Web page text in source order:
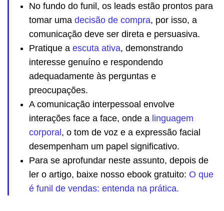
No fundo do funil, os leads estão prontos para
tomar uma decisão de compra, por isso, a
comunicação deve ser direta e persuasiva.
Pratique a escuta ativa, demonstrando
interesse genuíno e respondendo
adequadamente às perguntas e
preocupações.
A comunicação interpessoal envolve
interações face a face, onde a linguagem
corporal, o tom de voz e a expressão facial
desempenham um papel significativo.
Para se aprofundar neste assunto, depois de
ler o artigo, baixe nosso ebook gratuito: O que
é funil de vendas: entenda na prática.